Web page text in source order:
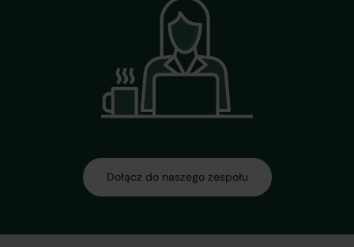
Dołącz do naszego zespołu